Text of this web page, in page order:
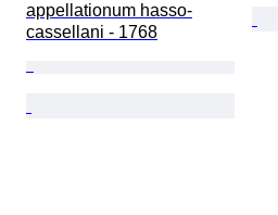
appellationum hasso-
cassellani - 1768